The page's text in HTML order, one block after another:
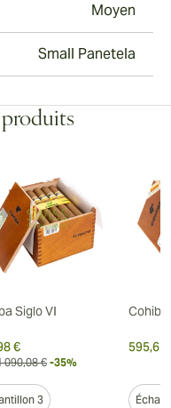
Moyen
Small Panetela
Siglo VI
€
090,08 € -35%
3
Cohiba
595,62